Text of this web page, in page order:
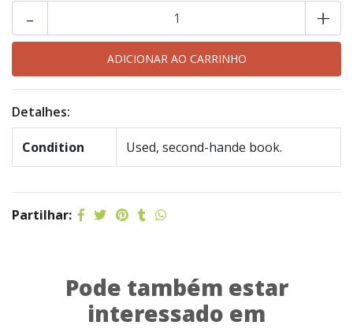
+
-
Detalhes:
Condition Used, second-hande book.
Partilhar:
Pode também estar
interessado em